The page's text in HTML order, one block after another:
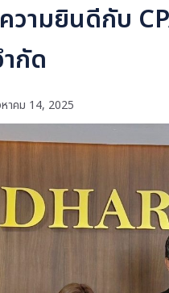
วามยินดีกับ
กัด
าคม 14, 2025